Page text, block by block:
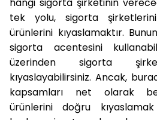
tek yolu, sigorta
ürünlerini kıyaslamaktır.
sigorta acentesini
üzerinden sigorta
kıyaslayabilirsiniz. Ancak,
kapsamları net olarak
ürünlerini doğru